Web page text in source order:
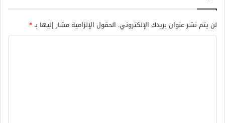
لن يتم نشر عنوان بريدك الإلكتروني. الحقول الإلزامية مشار إليها بـ*